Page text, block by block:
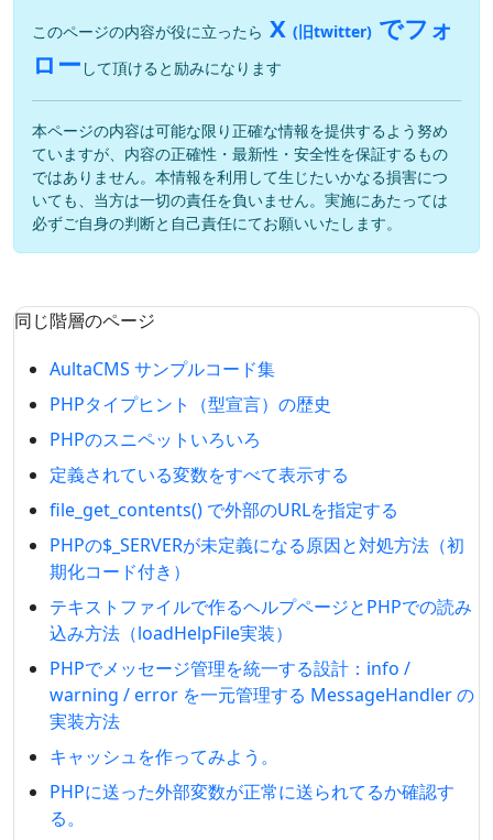
このページの内容が役に立ったら X (旧twitter) でフォ
ロー して頂けると励みになります
本ページの内容は可能な限り正確な情報を提供するよう努め
ていますが、内容の正確性・最新性・安全性を保証するもの
ではありません。本情報を利用して生じたいかなる損害につ
いても、当方は一切の責任を負いません。実施にあたっては
必ずご自身の判断と自己責任にてお願いいたします。
同じ階層のページ
AultaCMS サンプルコード集
PHPタイプヒント（型宣言）の歴史
PHPのスニペットいろいろ
定義されている変数をすべて表示する
file_get_contents() で外部のURLを指定する
PHPの$_SERVERが未定義になる原因と対処方法（初
期化コード付き）
テキストファイルで作るヘルプページとPHPでの読み
込み方法（loadHelpFile実装）
PHPでメッセージ管理を統一する設計：info /
warning / error を一元管理する MessageHandler の
実装方法
キャッシュを作ってみよう。
PHPに送った外部変数が正常に送られてるか確認す
る。